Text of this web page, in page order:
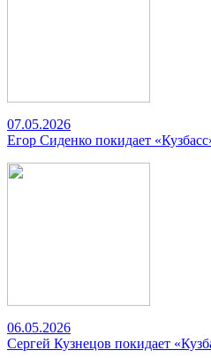
07.05.2026
Егор Сиденко покидает
06.05.2026
Сергей Кузнецов покидает